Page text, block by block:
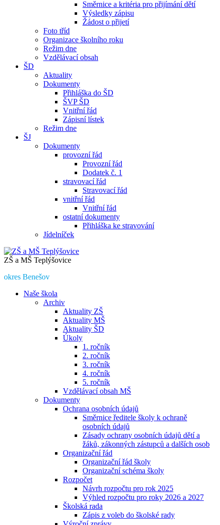
Směrnice a kritéria pro přijímání dětí
Výsledky zápisu
Žádost o přijetí
Foto tříd
Organizace školního roku
Režim dne
Vzdělávací obsah
ŠD
Aktuality
Dokumenty
Přihláška do ŠD
ŠVP ŠD
Vnitřní řád
Zápisní lístek
Režim dne
ŠJ
Dokumenty
provozní řád
Provozní řád
Dodatek č. 1
stravovací řád
Stravovací řád
vnitřní řád
Vnitřní řád
ostatní dokumenty
Přihláška ke stravování
Jídelníček
ZŠ a MŠ Teplýšovice
okres Benešov
Naše škola
Archiv
Aktuality ZŠ
Aktuality MŠ
Aktuality ŠD
Úkoly
1. ročník
2. ročník
3. ročník
4. ročník
5. ročník
Vzdělávací obsah MŠ
Dokumenty
Ochrana osobních údajů
Směrnice ředitele školy k ochraně
osobních údajů
Zásady ochrany osobních údajů dětí a
žáků, zákonných zástupců a dalších osob
Organizační řád
Organizační řád školy
Organizační schéma školy
Rozpočet
Návrh rozpočtu pro rok 2025
Výhled rozpočtu pro roky 2026 a 2027
Školská rada
Zápis z voleb do školské rady